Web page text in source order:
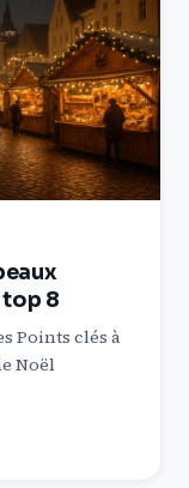
top 8
Points clés à
Noël